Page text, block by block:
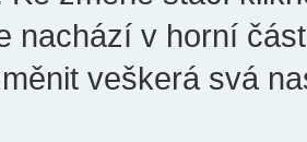
nachází v horní
veškerá svá